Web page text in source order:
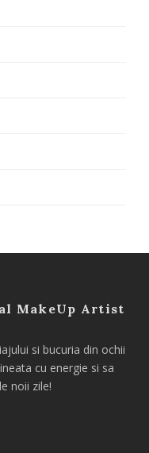
MakeUp Artist
si bucuria din ochii
cu energie si sa
noii zile!